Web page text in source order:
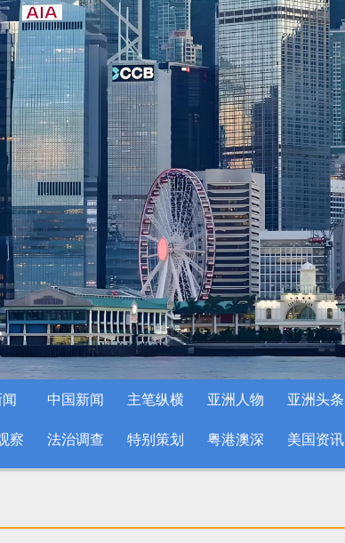
中国新闻 主笔纵横 亚洲人物 亚洲头条
察 法治调查 特别策划 粤港澳深 美国资讯